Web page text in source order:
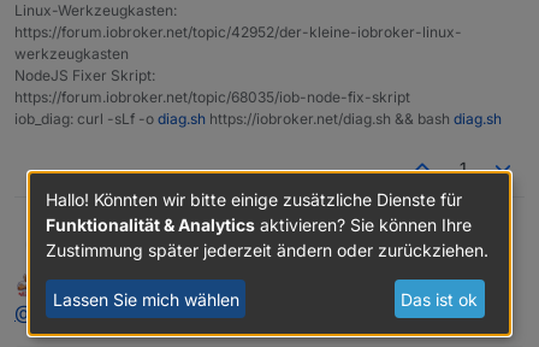
Version table:
***
18.17 -deb-1nodesource1
500 https://deb.nodesource.com/node_18.x
100 /var/lib/dpkg/status
12.22.12~dfsg-1~deb11u4 500
Temp directories causing npm8 problem: 0
No problems detected
*** ioBroker-Installation
Linux-Werkzeugkasten:
https://forum.iobroker.net/topic/42952/der-kleine-iobroker-linux-
werkzeugkasten
NodeJS Fixer Skript:
https://forum.iobroker.net/topic/68035/iob-node-fix-skript
iob_diag: curl -sLf -o diag.sh https://iobroker.net/diag.sh && bash diag.sh
1
Thomas Braun@meister-mopper
Gib mal statt
``hostname`
da den Hostname des Masters ein.
Also
Online
Meister Mopper MOST ACTIVE 3. Sept. 2023, 08:58
@ thomas-braunsagte iniob node fix - Skript:
Hallo! Könnten wir bitte einige zusätzliche Dienste für
Funktionalität & Analytics aktivieren? Sie können Ihre
Zustimmung später jederzeit ändern oder zurückziehen.
Lassen Sie mich wählen Das ist ok